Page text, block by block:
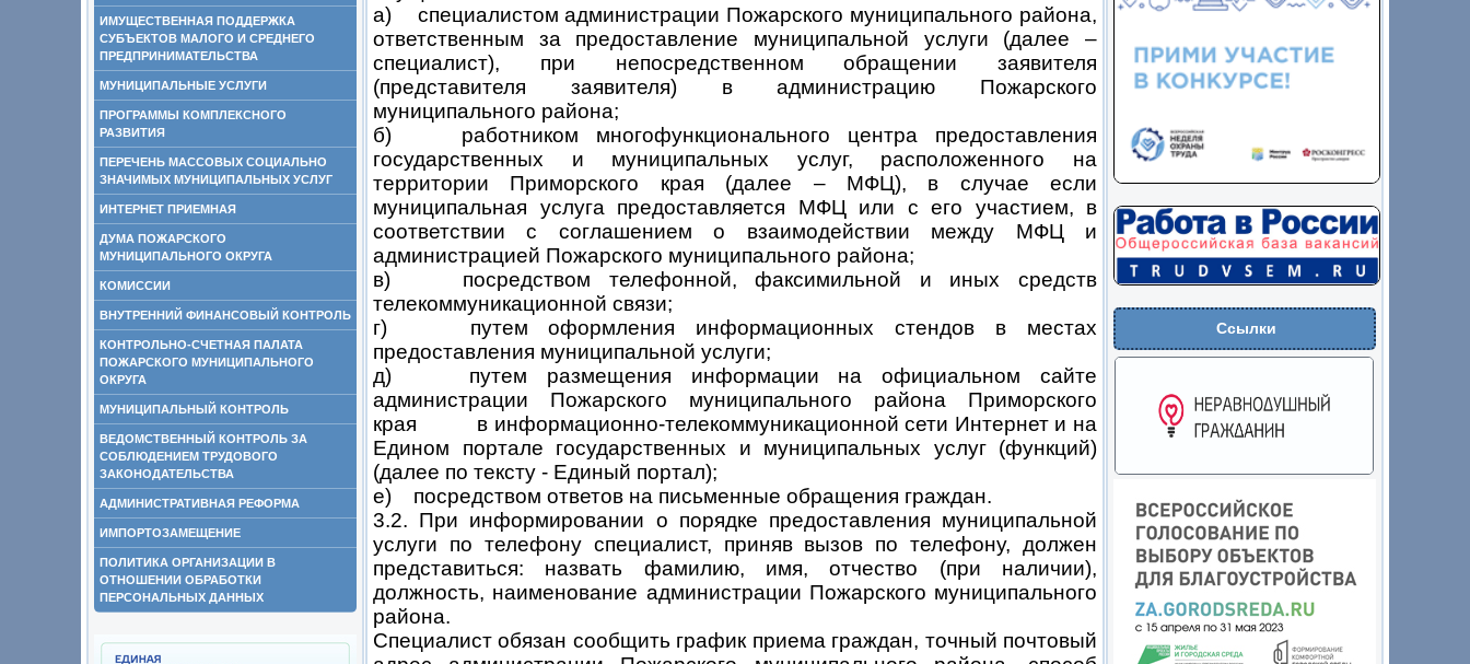
ИМУЩЕСТВЕННАЯ ПОДДЕРЖКА
СУБЪЕКТОВ МАЛОГО И СРЕДНЕГО
ПРЕДПРИНИМАТЕЛЬСТВА
МУНИЦИПАЛЬНЫЕ УСЛУГИ
ПРОГРАММЫ КОМПЛЕКСНОГО
РАЗВИТИЯ
ПЕРЕЧЕНЬ МАССОВЫХ СОЦИАЛЬНО
ЗНАЧИМЫХ МУНИЦИПАЛЬНЫХ УСЛУГ
ИНТЕРНЕТ ПРИЕМНАЯ
ДУМА ПОЖАРСКОГО
МУНИЦИПАЛЬНОГО ОКРУГА
КОМИССИИ
ВНУТРЕННИЙ ФИНАНСОВЫЙ КОНТРОЛЬ
КОНТРОЛЬНО-СЧЕТНАЯ ПАЛАТА
ПОЖАРСКОГО МУНИЦИПАЛЬНОГО
ОКРУГА
МУНИЦИПАЛЬНЫЙ КОНТРОЛЬ
ВЕДОМСТВЕННЫЙ КОНТРОЛЬ ЗА
СОБЛЮДЕНИЕМ ТРУДОВОГО
ЗАКОНОДАТЕЛЬСТВА
АДМИНИСТРАТИВНАЯ РЕФОРМА
ИМПОРТОЗАМЕЩЕНИЕ
ПОЛИТИКА ОРГАНИЗАЦИИ В
ОТНОШЕНИИ ОБРАБОТКИ
ПЕРСОНАЛЬНЫХ ДАННЫХ
Ссылки
а) специалистом администрации Пожарского муниципального района,
ответственным за предоставление муниципальной услуги (далее –
специалист), при непосредственном обращении заявителя
(представителя заявителя) в администрацию Пожарского
муниципального района;
б) работником многофункционального центра предоставления
государственных и муниципальных услуг, расположенного на
территории Приморского края (далее – МФЦ), в случае если
муниципальная услуга предоставляется МФЦ или с его участием, в
соответствии с соглашением о взаимодействии между МФЦ и
администрацией Пожарского муниципального района;
в) посредством телефонной, факсимильной и иных средств
телекоммуникационной связи;
г) путем оформления информационных стендов в местах
предоставления муниципальной услуги;
д) путем размещения информации на официальном сайте
администрации Пожарского муниципального района Приморского
края в информационно-телекоммуникационной сети Интернет и на
Едином портале государственных и муниципальных услуг (функций)
(далее по тексту - Единый портал);
е) посредством ответов на письменные обращения граждан.
3.2. При информировании о порядке предоставления муниципальной
услуги по телефону специалист, приняв вызов по телефону, должен
представиться: назвать фамилию, имя, отчество (при наличии),
должность, наименование администрации Пожарского муниципального
района.
Специалист обязан сообщить график приема граждан, точный почтовый